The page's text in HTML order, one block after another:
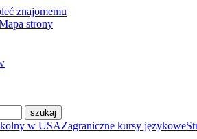
znajomemu
strony
w USAZagraniczne kursy językowe